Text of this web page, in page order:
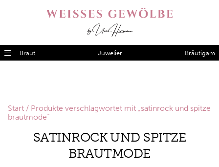
Braut Juwelier Bräutigam
Start / Produkte verschlagwortet mit „satinrock und spitze
brautmode“
SATINROCK UND SPITZE
BRAUTMODE